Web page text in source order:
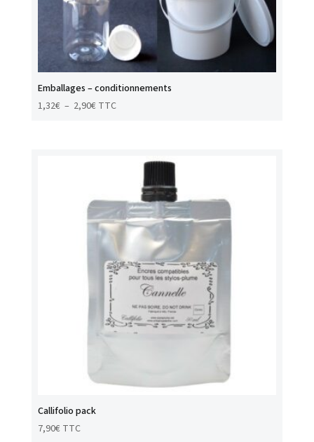
Emballages – conditionnements
1,32€ – 2,90€Plage
TTC
Callifolio pack
7,90€ TTC